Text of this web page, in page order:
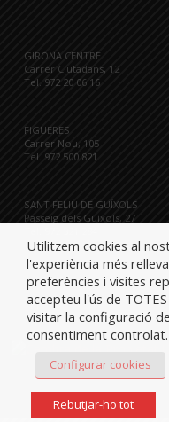
GIRONA CENTRE
Carrer Ciutadans, 12
Tel. 972 20 06 16
FIGUERES
Carrer Nou, 105
Tel. 972 500 821
SANT FELIU DE GUÍXOLS
Passeig dels Guíxols, 27
Tel.
Utilitzem cookies al
l'experiència més
preferències i visites
accepteu l'ús de
visitar la configuració
consentiment controlat.
Configurar cookies
Rebutjar-ho tot